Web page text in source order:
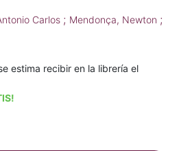
Carlos ; Mendonça, Newton ;
estima recibir en la librería el